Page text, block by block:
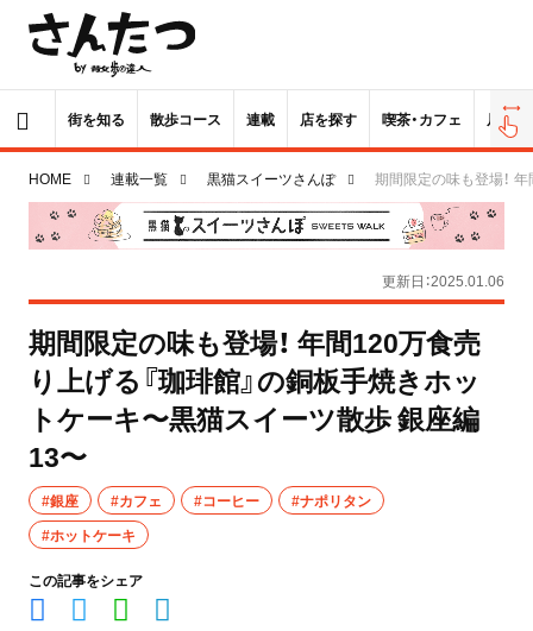
街を知る 散歩コース 連載 店を探す 喫茶・カフェ 居酒屋
HOME 連載一覧 黒猫スイーツさんぽ 期間限定の味も登場！
更新日：2025.01.06
期間限定の味も登場！ 年間120万食売
り上げる『珈琲館』の銅板手焼きホッ
トケーキ〜黒猫スイーツ散歩 銀座編
13〜
#銀座 #カフェ #コーヒー
#ナポリタン
#ホットケーキ
この記事をシェア